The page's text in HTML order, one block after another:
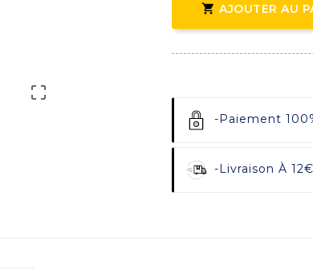

 AJOUTER AU
- Paiement
- Livraison À